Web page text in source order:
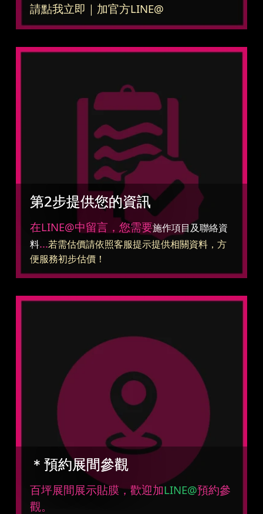
請點我立即｜加官方LINE@
第2步提供您的資訊
在LINE@中留言，您需要施作項目及聯絡資
料...若需估價請依照客服提示提供相關資料，方
便服務初步估價！
＊預約展間參觀
百坪展間展示貼膜，歡迎加LINE@預約參
觀。